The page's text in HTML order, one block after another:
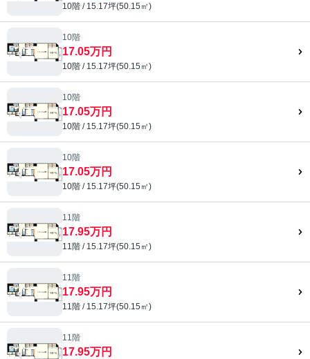
10階 / 15.17坪(50.15㎡)
10階
17.05万円
10階 / 15.17坪(50.15㎡)
10階
17.05万円
10階 / 15.17坪(50.15㎡)
10階
17.05万円
10階 / 15.17坪(50.15㎡)
11階
17.95万円
11階 / 15.17坪(50.15㎡)
11階
17.95万円
11階 / 15.17坪(50.15㎡)
11階
17.95万円